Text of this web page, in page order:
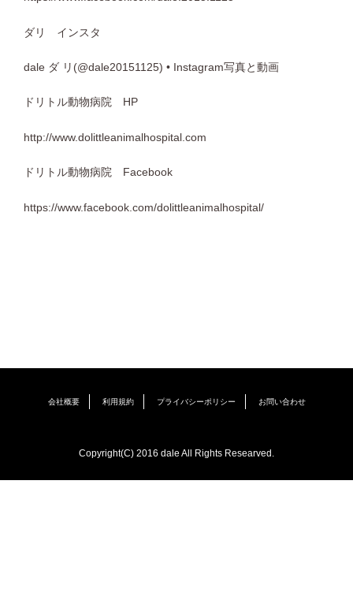
ダリ インスタ
dale ダ リ(@dale20151125) • Instagram写真と動画
ドリトル動物病院 HP
http://www.dolittleanimalhospital.com
ドリトル動物病院 Facebook
https://www.facebook.com/dolittleanimalhospital/
会社概要 利用規約 プライバシーポリシー お問い合わせ
Copyright(C) 2016 dale All Rights Researved.